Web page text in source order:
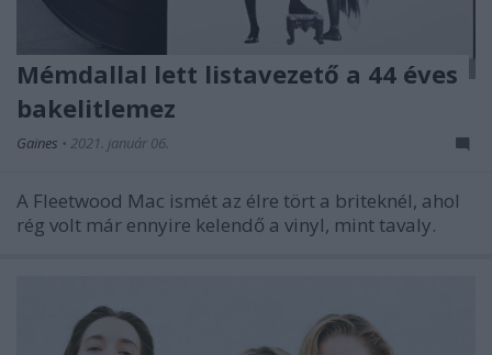
Mémdallal lett listavezető a 44 éves
bakelitlemez
Gaines • 2021. január 06.
A Fleetwood Mac ismét az élre tört a briteknél, ahol
rég volt már ennyire kelendő a vinyl, mint tavaly.